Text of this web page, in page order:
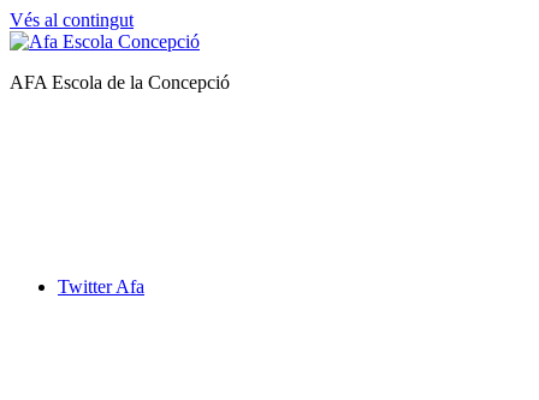
Vés al contingut
Afa
AFA Escola de la Concepció
Twitter Afa